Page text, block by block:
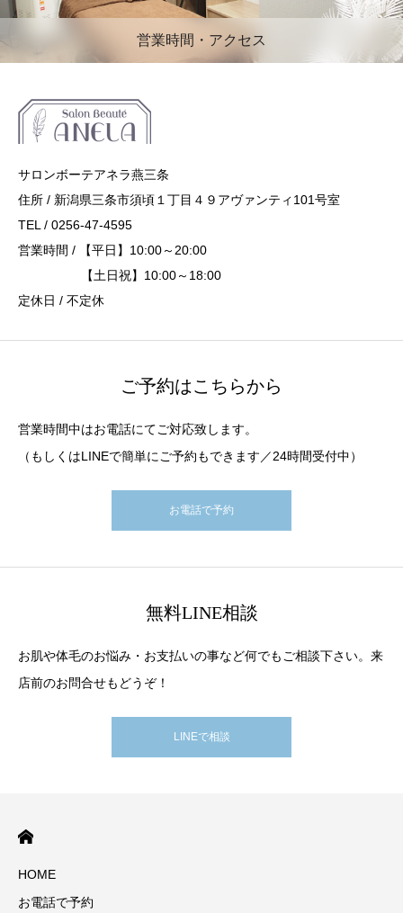
営業時間・アクセス
サロンボーテアネラ燕三条
住所 / 新潟県三条市須頃１丁目４９アヴァンティ101号室
TEL / 0256-47-4595
営業時間 / 【平日】10:00～20:00
【土日祝】10:00～18:00
定休日 / 不定休
ご予約はこちらから
営業時間中はお電話にてご対応致します。
（もしくはLINEで簡単にご予約もできます／24時間受付中）
お電話で予約
無料LINE相談
お肌や体毛のお悩み・お支払いの事など何でもご相談下さい。来
店前のお問合せもどうぞ！
LINEで相談
HOME
お電話で予約